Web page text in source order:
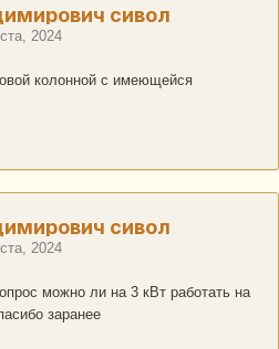
сивол
2024
колонной с имеющейся
сивол
2024
можно ли на 3 кВт работать на
заранее